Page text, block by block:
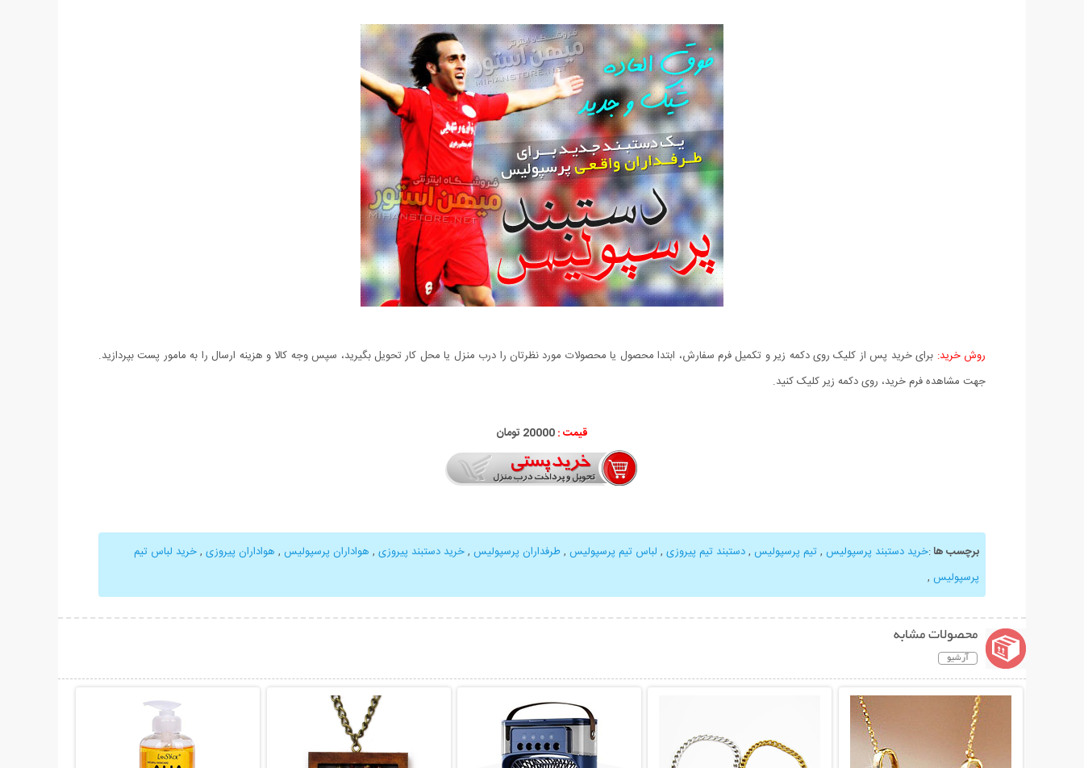
روش خرید: برای خرید پس از کلیک روی دکمه زیر و تکمیل فرم سفارش، ابتدا محصول یا محصولات مورد نظرتان را درب منزل یا محل کار تحویل بگیرید، سپس وجه کالا و هزینه ارسال را به مامور پست بپردازید.
جهت مشاهده فرم خرید، روی دکمه زیر کلیک کنید.
قیمت :
برچسب ها:خرید دستبند پرسپولیس , تیم پرسپولیس ,دستبند تیم پیروزی , لباس تیم پرسپولیس ,طرفداران پرسپولیس ,خرید دستبند پیروزی , هواداران پرسپولیس , هواداران پیروزی ,خرید لباس تیم
پرسپولیس ,
محصولات مشابه
آرشیو